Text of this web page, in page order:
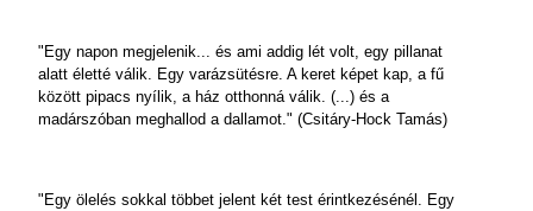
"Egy napon megjelenik... és ami addig lét volt, egy pillanat
alatt életté válik. Egy varázsütésre. A keret képet kap, a fű
között pipacs nyílik, a ház otthonná válik. (...) és a
madárszóban meghallod a dallamot." (Csitáry-Hock Tamás)
"Egy ölelés sokkal többet jelent két test érintkezésénél. Egy